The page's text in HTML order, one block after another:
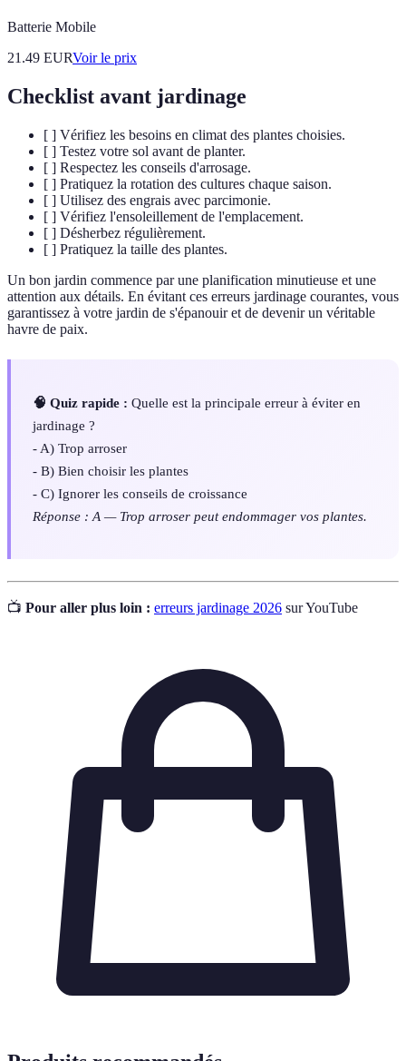
Batterie Mobile
21.49 EURVoir le prix
Checklist avant jardinage
[ ] Vérifiez les besoins en climat des plantes choisies.
[ ] Testez votre sol avant de planter.
[ ] Respectez les conseils d'arrosage.
[ ] Pratiquez la rotation des cultures chaque saison.
[ ] Utilisez des engrais avec parcimonie.
[ ] Vérifiez l'ensoleillement de l'emplacement.
[ ] Désherbez régulièrement.
[ ] Pratiquez la taille des plantes.
Un bon jardin commence par une planification minutieuse et une
attention aux détails. En évitant ces erreurs jardinage courantes, vous
garantissez à votre jardin de s'épanouir et de devenir un véritable
havre de paix.
🧠 Quiz rapide : Quelle est la principale erreur à éviter en
jardinage ?
- A) Trop arroser
- B) Bien choisir les plantes
- C) Ignorer les conseils de croissance
Réponse : A — Trop arroser peut endommager vos plantes.
📺 Pour aller plus loin : erreurs jardinage 2026 sur YouTube